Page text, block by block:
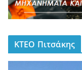
ΚΤΕΟ Πιτσάκης